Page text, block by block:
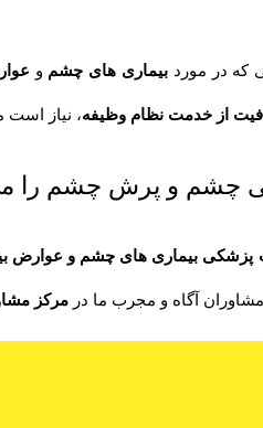
که در مورد بیماری های چشم و
از خدمت نظام وظیفه، نیاز است
چشم و پرش چشم را
پزشکی بیماری های چشم و عوارض
آگاه و مجرب ما در مرکز